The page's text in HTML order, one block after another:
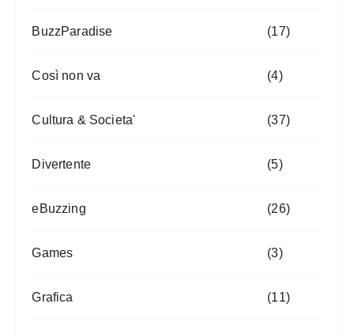
BuzzParadise (17)
Così non va (4)
Cultura & Societa' (37)
Divertente (5)
eBuzzing (26)
Games (3)
Grafica (11)